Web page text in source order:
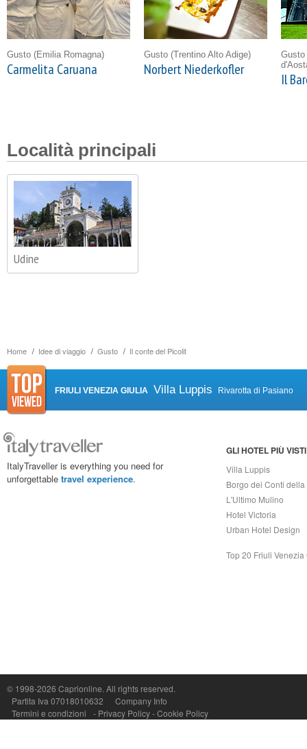
Home Idee di viaggio Gusto Il conte del Picolit
Gusto (Emilia Romagna)
Carmelita Caruana
Gusto (Trentino Alto Adige)
Norbert Niederkofler
Gusto
Il
Località principali
Udine
FRIULI VENEZIA GIULIA Villa Luppis Rivarotta di Pasiano
ItalyTraveller is everything you need for
unforgettable travel experience.
GLI HOTEL PIÙ VISTI
Villa Luppis
Borgo dei Conti della
L'Ultimo Mulino
Hotel Victoria
Urban Hotel Design
Top 20 Friuli Venezia
© 1998-2026 Caprionline. All rights reserved.
Partita Iva 07018010632
Company Info
Termini e condizioni
- Privacy Policy-Cookie Policy
P.Iva, C.F. e n.Reg.Imprese Napoli: 07018010632 - Rea n.557643